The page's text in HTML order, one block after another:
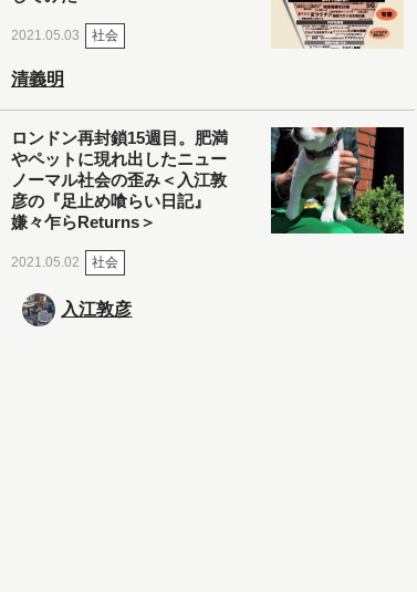
2021.05.03 社会
清義明
ロンドン再封鎖15週目。肥満
やペットに現れ出したニュー
ノーマル社会の歪み＜入江敦
彦の『足止め喰らい日記』
嫌々乍らReturns＞
2021.05.02 社会
入江敦彦